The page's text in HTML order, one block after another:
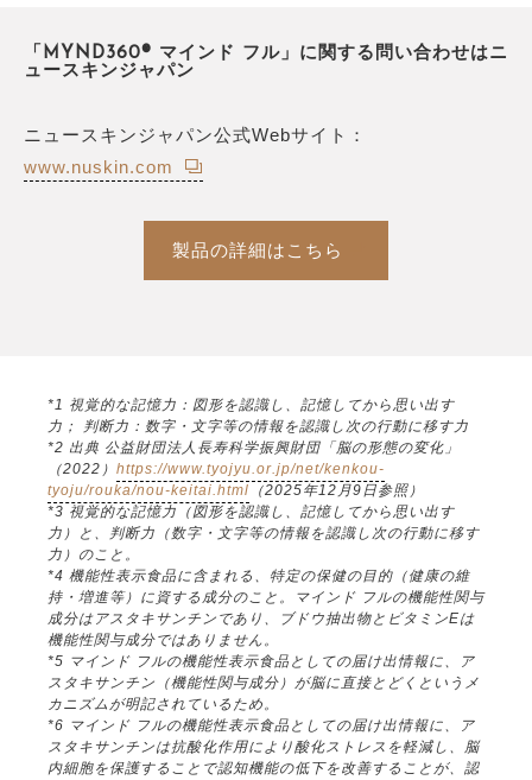
「MYND360® マインド フル」に関する問い合わせはニ
ュースキンジャパン
ニュースキンジャパン公式Webサイト：
www.nuskin.com
製品の詳細はこちら
*1 視覚的な記憶力：図形を認識し、記憶してから思い出す
力； 判断力：数字・文字等の情報を認識し次の行動に移す力
*2 出典 公益財団法人長寿科学振興財団「脳の形態の変化」
（2022） https://www.tyojyu.or.jp/net/kenkou-
tyoju/rouka/nou-keitai.html （2025年12月9日参照）
*3 視覚的な記憶力（図形を認識し、記憶してから思い出す
力）と、判断力（数字・文字等の情報を認識し次の行動に移す
力）のこと。
*4 機能性表示食品に含まれる、特定の保健の目的（健康の維
持・増進等）に資する成分のこと。マインド フルの機能性関与
成分はアスタキサンチンであり、ブドウ抽出物とビタミンEは
機能性関与成分ではありません。
*5 マインド フルの機能性表示食品としての届け出情報に、ア
スタキサンチン（機能性関与成分）が脳に直接とどくというメ
カニズムが明記されているため。
*6 マインド フルの機能性表示食品としての届け出情報に、ア
スタキサンチンは抗酸化作用により酸化ストレスを軽減し、脳
内細胞を保護することで認知機能の低下を改善することが、認